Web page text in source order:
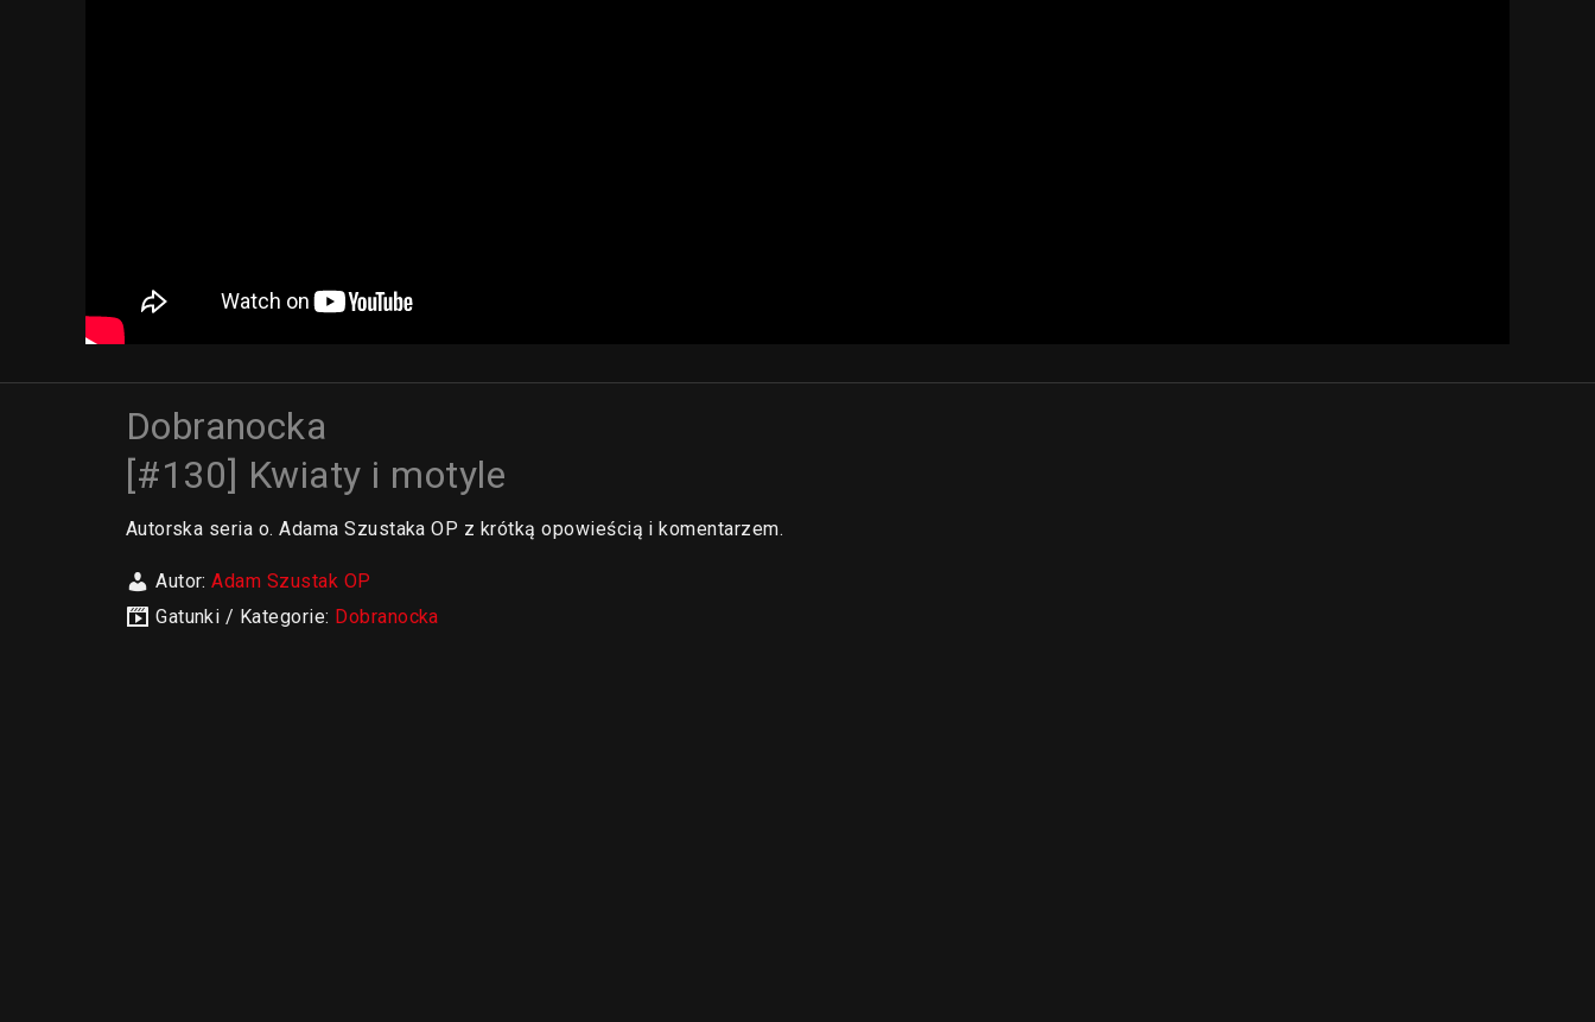
Dobranocka
[#130] Kwiaty i motyle
Autorska seria o. Adama Szustaka OP z krótką opowieścią i komentarzem.
Autor:Adam Szustak OP
Gatunki / Kategorie: Dobranocka